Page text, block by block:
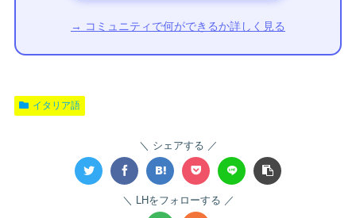
→ コミュニティで何ができるか詳しく見る
イタリア語
シェアする
LHをフォローする